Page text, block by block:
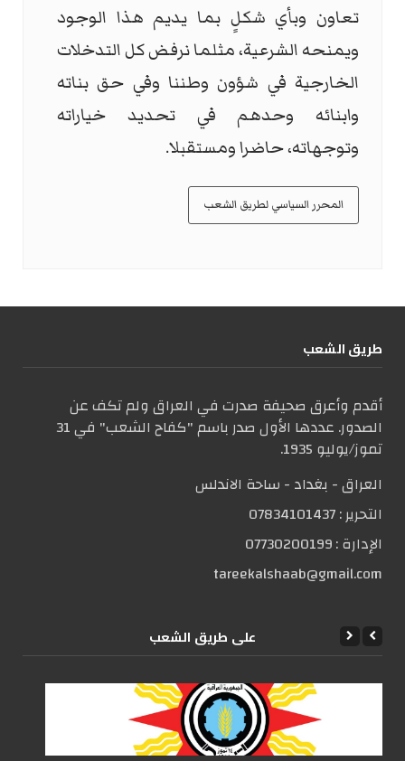
تعاون وبأي شكلٍ بما يديم هذا الوجود
ويمنحه الشرعية، مثلما نرفض كل التدخلات
الخارجية في شؤون وطننا وفي حق بناته
وابنائه وحدهم في تحديد خياراته
وتوجهاته، حاضرا ومستقبلا.
المحرر السياسي لطريق الشعب
طریق الشعب
أقدم وأعرق صحيفة صدرت في العراق ولم تكف عن
الصدور. عددها الأول صدر باسم "كفاح الشعب" في 31
تموز/يوليو 1935.
العراق - بغداد - ساحة الاندلس
التحریر :07834101437
الإدارة :07730200199
tareekalshaab@gmail.com
علی طریق الشعب